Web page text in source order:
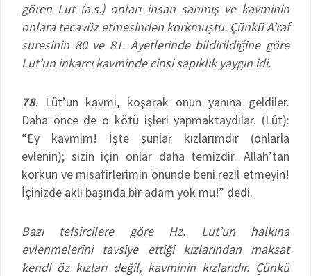
gören Lut (a.s.) onları insan sanmış ve kavminin
onlara tecavüz etmesinden korkmuştu. Çünkü A’raf
suresinin 80 ve 81. Ayetlerinde bildirildiğine göre
Lut’un inkarcı kavminde cinsi sapıklık yaygın idi.
78. Lût’un kavmi, koşarak onun yanına geldiler.
Daha önce de o kötü işleri yapmaktaydılar. (Lût):
“Ey kavmim! İşte şunlar kızlarımdır (onlarla
evlenin); sizin için onlar daha temizdir. Allah’tan
korkun ve misafirlerimin önünde beni rezil etmeyin!
İçinizde aklı başında bir adam yok mu!” dedi.
Bazı tefsircilere göre Hz. Lut’un halkına
evlenmelerini tavsiye ettiği kızlarından maksat
kendi öz kızları değil, kavminin kızlarıdır. Çünkü